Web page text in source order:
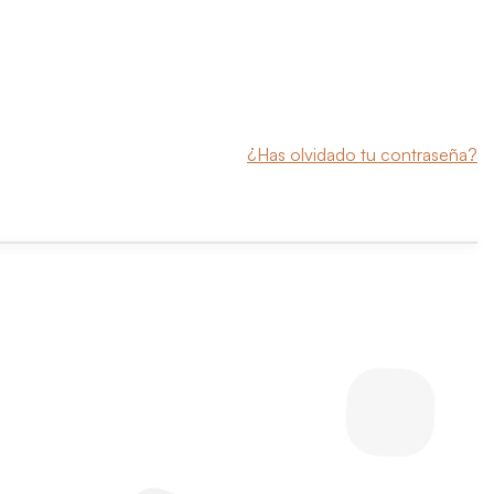
¿Has olvidado tu contraseña?